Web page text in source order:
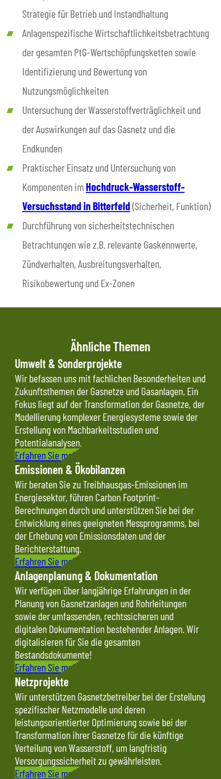
Strategie für Betrieb und Instandhaltung
Anlagenspezifische Wirtschaftlichkeitsbetrachtung
der gesamten PtG-Wertschöpfungsketten sowie
Identifizierung und Bewertung von
Nutzungsmöglichkeiten
Untersuchung der Wasserstoffverträglichkeit und
der Auswirkungen auf das Gasnetz und die
Endkunden
Praktischer Einsatz und Untersuchung von
Komponenten im Hochdruck-Wasserstoff-
Versuchsstand in Bitterfeld(Sicherheit, Funktion)
Durchführung von sicherheitstechnischen
Betrachtungen wie z.B. relevante Gaskennwerte,
Zündverhalten, Ausbreitungsverhalten,
Risikobewertung und Ex-Zonen
Ähnliche Themen
Umwelt & Sonderprojekte
Wir befassen uns mit fachlichen Besonderheiten und
Zukunftsthemen der Gasnetze und Gasanlagen. Ein
Fokus liegt auf der Transformation der Gasnetze, der
Modellierung komplexer Energiesysteme sowie der
Erstellung von Machbarkeitsstudien und
Potentialanalysen.
Erfahren Sie mehr
Emissionen & Ökobilanzen
Wir beraten Sie zu Treibhausgas-Emissionen im
Energiesektor, führenCarbon Footprint-
Berechnungen durch und unterstützen Sie bei der
Entwicklung eines geeigneten Messprogramms, bei
der Erhebung von Emissionsdaten und der
Berichterstattung.
Erfahren Sie mehr
Anlagenplanung & Dokumentation
Wir verfügen über langjährige Erfahrungen in der
Planung von Gasnetzanlagen und Rohrleitungen
sowie der umfassenden, rechtssicheren und
digitalen Dokumentation bestehender Anlagen. Wir
digitalisieren für Sie die gesamten
Bestandsdokumente!
Erfahren Sie mehr
Netzprojekte
Wir unterstützen Gasnetzbetreiber bei der Erstellung
spezifischer Netzmodelle und deren
leistungsorientierter Optimierung sowie bei der
Transformation ihrer Gasnetze für die künftige
Verteilung von Wasserstoff, um langfristig
Versorgungssicherheit zu gewährleisten.
Erfahren Sie mehr